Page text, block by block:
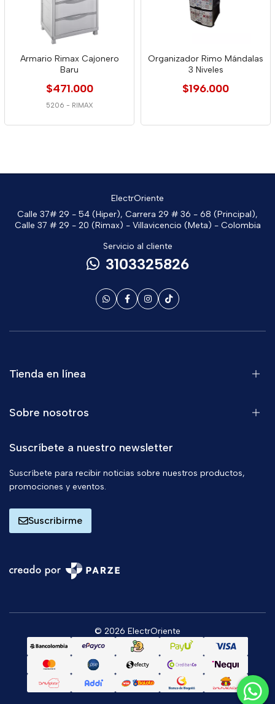
Armario Rimax Cajonero
Baru
$471.000
5206 - RIMAX
Organizador Rimo Mándalas
3 Niveles
$196.000
ElectrOriente
Calle 37# 29 - 54 (Hiper), Carrera 29 # 36 - 68 (Principal),
Calle 37 # 29 - 20 (Rimax) - Villavicencio (Meta) - Colombia
Servicio al cliente
3103325826
Tienda en línea
Sobre nosotros
Suscríbete a nuestro newsletter
Suscríbete para recibir noticias sobre nuestros productos,
promociones y eventos.
Suscribirme
© 2026 ElectrOriente